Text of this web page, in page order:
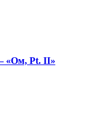
«Ом, Pt. II»